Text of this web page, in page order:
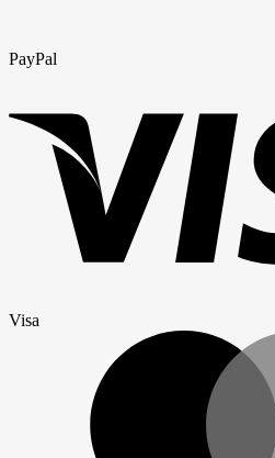
PayPal
Visa